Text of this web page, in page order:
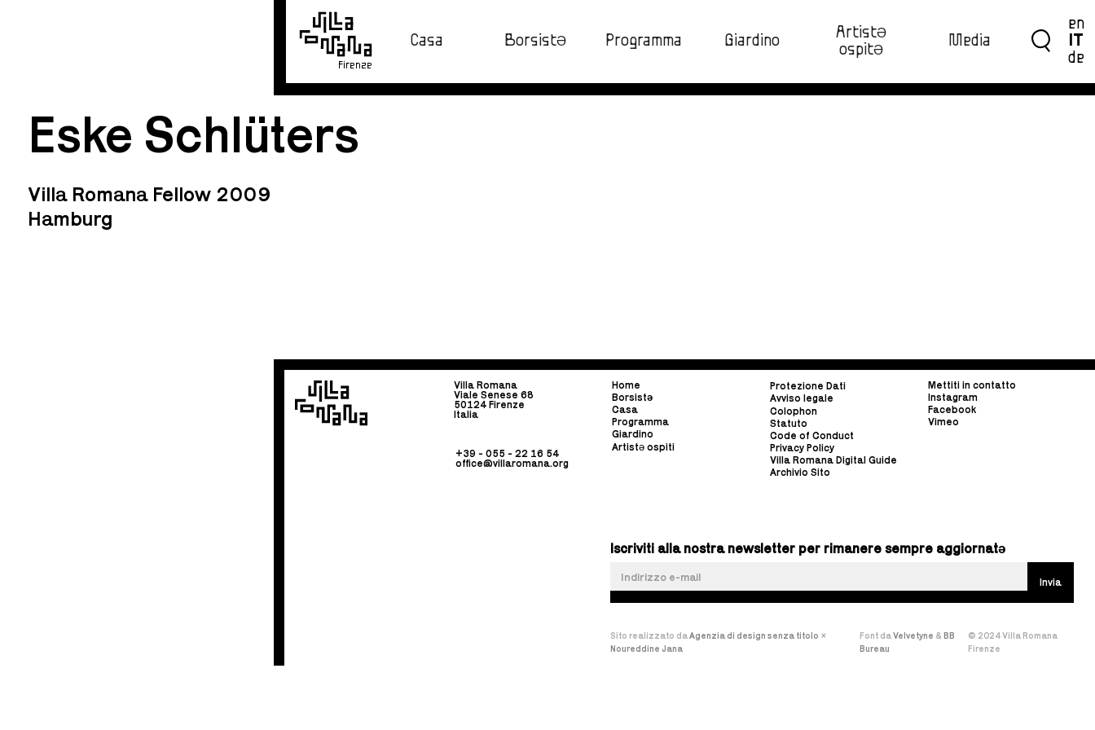
Firenze
Casa BorsistƏ Programma Giardino
ArtistƏ
ospitƏ‍
Media
en
IT
de
Eske Schlüters
Villa Romana Fellow 2009
Hamburg
Villa Romana
Viale Senese 68
50124 Firenze
Italia
+39 - 055 - 22 16 54
office@villaromana.org
Home
Borsistə
Casa
Programma
Giardino
Artistə ospiti
Protezione Dati
Avviso legale
Colophon
Statuto
Code of Conduct
Privacy Policy
Villa Romana Digital Guide
Archivio Sito
Mettiti in contatto
Instagram
Facebook
Vimeo
Iscriviti alla nostra newsletter per rimanere sempre aggiornatə
Sito realizzato daAgenzia di design senza titolo ×
Noureddine Jana
Font daVelvetyne & BB
Bureau
© 2024 Villa Romana
Firenze